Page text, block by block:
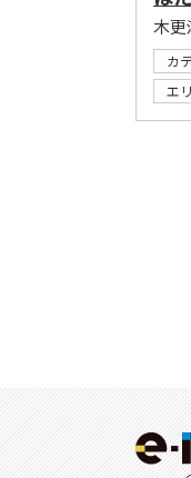
木更
カ
エ